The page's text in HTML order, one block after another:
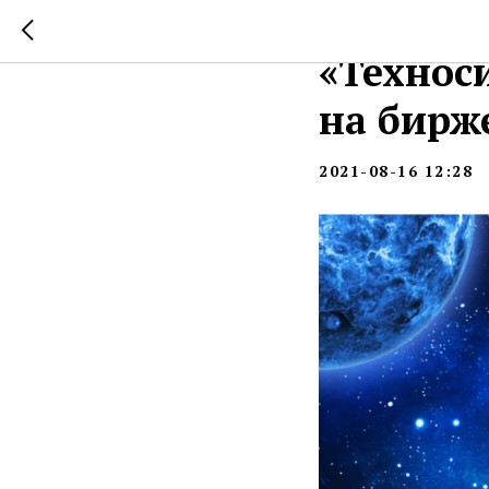
Акции
на
2021-08-16 12:28